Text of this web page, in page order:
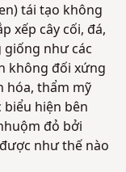
tái tạo không
xếp cây cối, đá,
giống như các
không đối xứng
hóa, thẩm mỹ
hiện bên
đỏ bởi
như thế nào